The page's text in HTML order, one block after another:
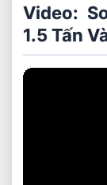
Video:
1.5 Tấn